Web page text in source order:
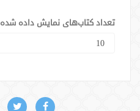
تعداد کتاب‌های نمایش داده شده